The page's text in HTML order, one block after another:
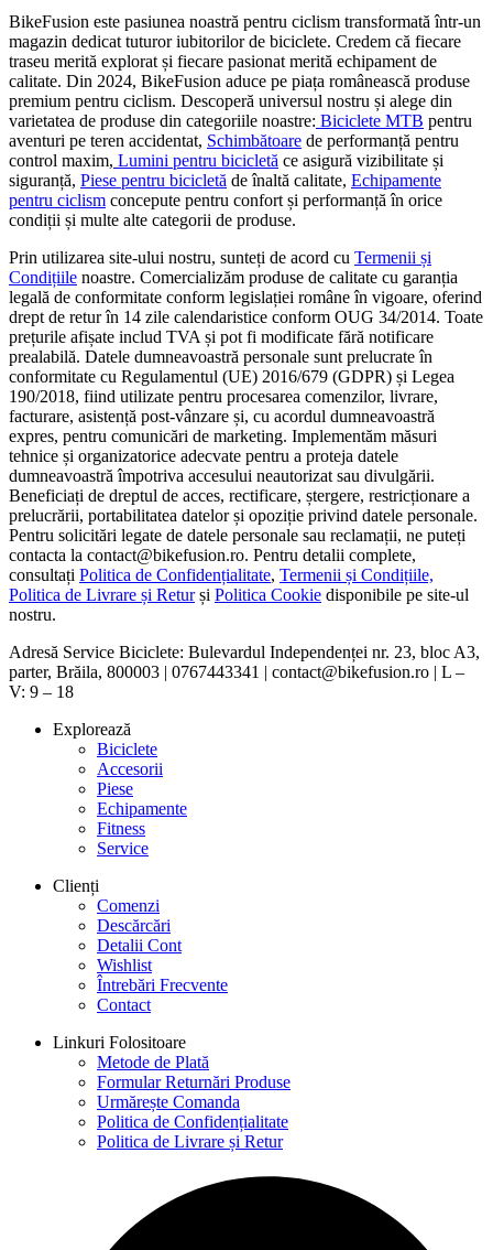
BikeFusion este pasiunea noastră pentru ciclism transformată într-un
magazin dedicat tuturor iubitorilor de biciclete. Credem că fiecare
traseu merită explorat și fiecare pasionat merită echipament de
calitate. Din 2024, BikeFusion aduce pe piața românească produse
premium pentru ciclism. Descoperă universul nostru și alege din
varietatea de produse din categoriile noastre: Biciclete MTB pentru
aventuri pe teren accidentat, Schimbătoare de performanță pentru
control maxim, Lumini pentru bicicletă ce asigură vizibilitate și
siguranță, Piese pentru bicicletă de înaltă calitate, Echipamente
pentru ciclism concepute pentru confort și performanță în orice
condiții și multe alte categorii de produse.
Prin utilizarea site-ului nostru, sunteți de acord cu Termenii și
Condițiile noastre. Comercializăm produse de calitate cu garanția
legală de conformitate conform legislației române în vigoare, oferind
drept de retur în 14 zile calendaristice conform OUG 34/2014. Toate
prețurile afișate includ TVA și pot fi modificate fără notificare
prealabilă. Datele dumneavoastră personale sunt prelucrate în
conformitate cu Regulamentul (UE) 2016/679 (GDPR) și Legea
190/2018, fiind utilizate pentru procesarea comenzilor, livrare,
facturare, asistență post-vânzare și, cu acordul dumneavoastră
expres, pentru comunicări de marketing. Implementăm măsuri
tehnice și organizatorice adecvate pentru a proteja datele
dumneavoastră împotriva accesului neautorizat sau divulgării.
Beneficiați de dreptul de acces, rectificare, ștergere, restricționare a
prelucrării, portabilitatea datelor și opoziție privind datele personale.
Pentru solicitări legate de datele personale sau reclamații, ne puteți
contacta la contact@bikefusion.ro. Pentru detalii complete,
consultați Politica de Confidențialitate, Termenii și Condițiile,
Politica de Livrare și Returși Politica Cookie disponibile pe site-ul
nostru.
Adresă Service Biciclete: Bulevardul Independenței nr. 23, bloc A3,
parter, Brăila, 800003 | 0767443341 | contact@bikefusion.ro | L –
V: 9 – 18
Explorează
Biciclete
Accesorii
Piese
Echipamente
Fitness
Service
Clienți
Comenzi
Descărcări
Detalii Cont
Wishlist
Întrebări Frecvente
Contact
Linkuri Folositoare
Metode de Plată
Formular Returnări Produse
Urmărește Comanda
Politica de Confidențialitate
Politica de Livrare și Retur